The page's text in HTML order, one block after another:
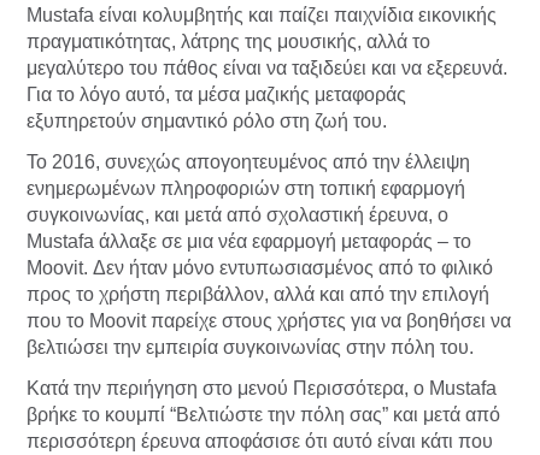
Mustafa είναι κολυμβητής και παίζει παιχνίδια εικονικής
πραγματικότητας, λάτρης της μουσικής, αλλά το
μεγαλύτερο του πάθος είναι να ταξιδεύει και να εξερευνά.
Για το λόγο αυτό, τα μέσα μαζικής μεταφοράς
εξυπηρετούν σημαντικό ρόλο στη ζωή του.
Το 2016, συνεχώς απογοητευμένος από την έλλειψη
ενημερωμένων πληροφοριών στη τοπική εφαρμογή
συγκοινωνίας, και μετά από σχολαστική έρευνα, ο
Mustafa άλλαξε σε μια νέα εφαρμογή μεταφοράς – το
Moovit. Δεν ήταν μόνο εντυπωσιασμένος από το φιλικό
προς το χρήστη περιβάλλον, αλλά και από την επιλογή
που το Moovit παρείχε στους χρήστες για να βοηθήσει να
βελτιώσει την εμπειρία συγκοινωνίας στην πόλη του.
Κατά την περιήγηση στο μενού Περισσότερα, ο Mustafa
βρήκε το κουμπί “Βελτιώστε την πόλη σας” και μετά από
περισσότερη έρευνα αποφάσισε ότι αυτό είναι κάτι που